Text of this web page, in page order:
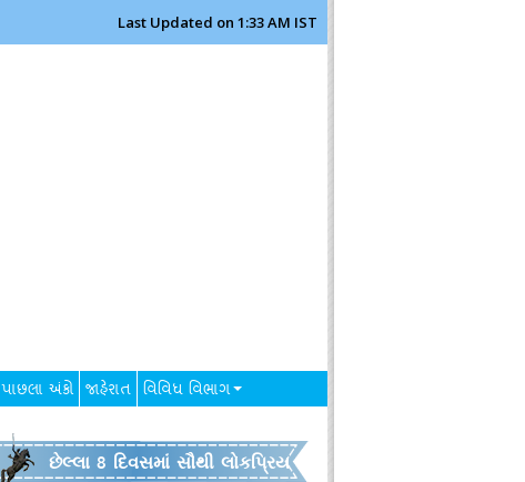
Last Updated on 1:33 AM IST
પાછલા અંકો જાહેરાત વિવિધ વિભાગ
છેલ્લા 8 દિવસમાં સૌથી લોકપ્રિય